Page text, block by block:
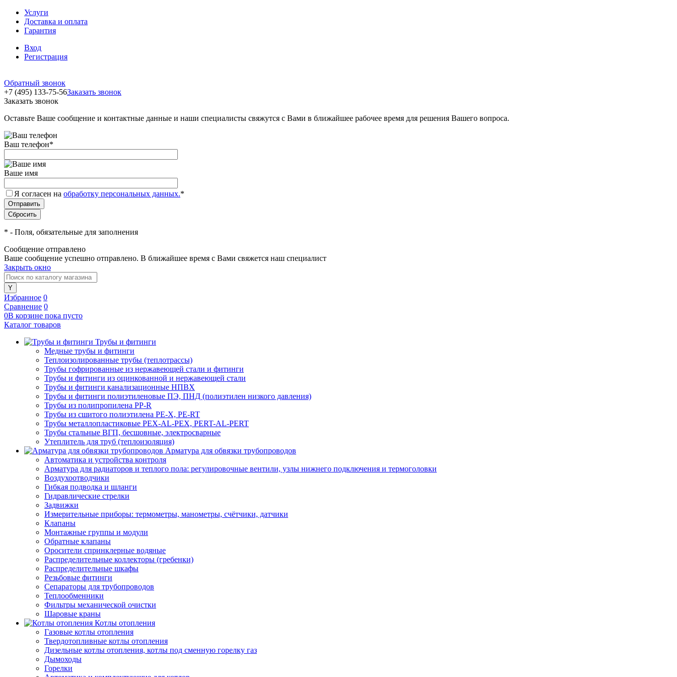
Услуги
Доставка и оплата
Гарантия
Вход
Регистрация
Обратный звонок
+7 (495) 133-75-56Заказать звонок
Заказать звонок
Оставьте Ваше сообщение и контактные данные и наши специалисты свяжутся с Вами в ближайшее рабочее время для решения Вашего вопроса.
Ваш телефон*
Ваше имя
Я согласен на обработку персональных данных.*
* - Поля, обязательные для заполнения
Сообщение отправлено
Ваше сообщение успешно отправлено. В ближайшее время с Вами свяжется наш специалист
Закрыть окно
Избранное 0
Сравнение 0
0В корзине пока пусто
Каталог товаров
Трубы и фитинги
Медные трубы и фитинги
Теплоизолированные трубы (теплотрассы)
Трубы гофрированные из нержавеющей стали и фитинги
Трубы и фитинги из оцинкованной и нержавеющей стали
Трубы и фитинги канализационные НПВХ
Трубы и фитинги полиэтиленовые ПЭ, ПНД (полиэтилен низкого давления)
Трубы из полипропилена PP-R
Трубы из сшитого полиэтилена PE-X, PE-RT
Трубы металлопластиковые PEX-AL-PEX, PERT-AL-PERT
Трубы стальные ВГП, бесшовные, электросварные
Утеплитель для труб (теплоизоляция)
Арматура для обвязки трубопроводов
Автоматика и устройства контроля
Арматура для радиаторов и теплого пола: регулировочные вентили, узлы нижнего подключения и термоголовки
Воздухоотводчики
Гибкая подводка и шланги
Гидравлические стрелки
Задвижки
Измерительные приборы: термометры, манометры, счётчики, датчики
Клапаны
Монтажные группы и модули
Обратные клапаны
Оросители спринклерные водяные
Распределительные коллекторы (гребенки)
Распределительные шкафы
Резьбовые фитинги
Сепараторы для трубопроводов
Теплообменники
Фильтры механической очистки
Шаровые краны
Котлы отопления
Газовые котлы отопления
Твердотопливные котлы отопления
Дизельные котлы отопления, котлы под сменную горелку газ
Дымоходы
Горелки